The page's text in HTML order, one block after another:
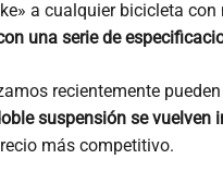
a cualquier bicicleta
una serie de
recientemente
suspensión se
más competitivo.